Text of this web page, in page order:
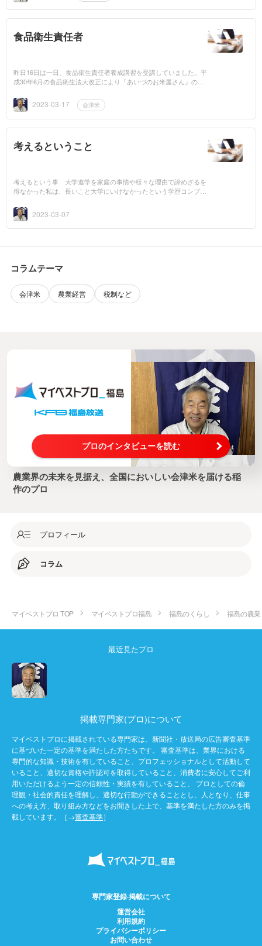
食品衛生責任者
昨日16日は一日、食品衛生責任者養成講習を受講していました。平
成30年6月の食品衛生法大改正により『あいづのお米屋さん』の様
な「米穀類販売業」...
2023-03-17 会津米
考えるということ
考えるという事 大学進学を家庭の事情や様々な理由で諦めざるを
得なかった私は、長いこと大学にいけなかったという学歴コンプレ
隅には未だに少...
2023-03-07
コラムテーマ
会津米 農業経営 税制など
プロのインタビューを読む
農業界の未来を見据え、全国においしい会津米を届ける稲
作のプロ
プロフィール
コラム
マイベストプロ TOP マイベストプロ福島 福島のくらし 福島の農業
最近見たプロ
掲載専門家(プロ)について
マイベストプロに掲載されている専門家は、新聞社・放送局の広告審査基準
に基づいた一定の基準を満たした方たちです。 審査基準は、業界における
専門的な知識・技術を有していること、プロフェッショナルとして活動して
いること、適切な資格や許認可を取得していること、消費者に安心してご利
用いただけるよう一定の信頼性・実績を有していること、 プロとしての倫
理観・社会的責任を理解し、適切な行動ができることとし、人となり、仕事
への考え方、取り組み方などをお聞きした上で、基準を満たした方のみを掲
載しています。［→審査基準］
専門家登録·掲載について
運営会社
利用規約
プライバシーポリシー
お問い合わせ